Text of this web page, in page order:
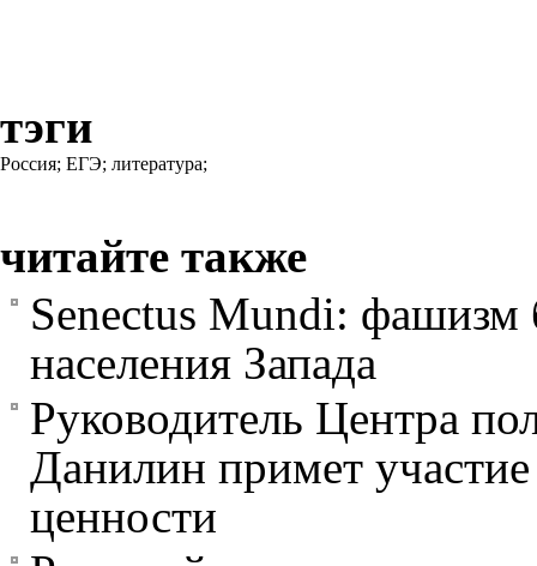
тэги
Россия; ЕГЭ; литература;
читайте также
Senectus Mundi: фашизм
населения Запада
Руководитель Центра
Данилин примет
ценности